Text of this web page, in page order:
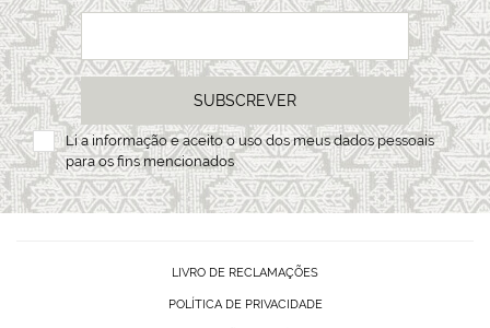
SUBSCREVER
Li ainformaçãoe aceito o uso dos meus dados pessoais
para os fins mencionados
LIVRO DE RECLAMAÇÕES
POLÍTICA DE PRIVACIDADE